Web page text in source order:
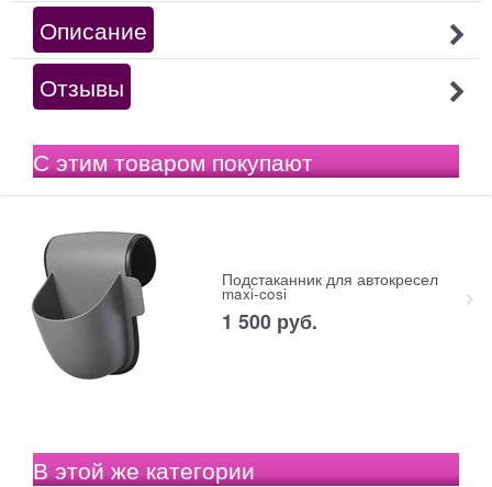
Описание
Отзывы
С этим товаром покупают
Подстаканник для автокресел
maxi-cosi
1 500 руб.
В этой же категории